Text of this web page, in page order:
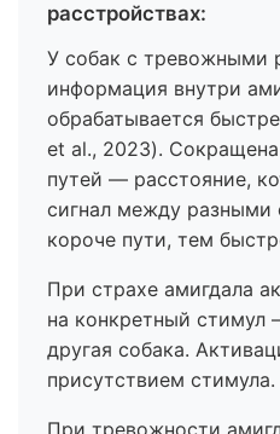
расстройствах:
У собак с тревожными
информация внутри
обрабатывается
et al., 2023).
путей — расстояние,
сигнал между разными
короче пути, тем
При страхе амигдала
на конкретный стимул
другая собака.
присутствием стимула.
При тревожности